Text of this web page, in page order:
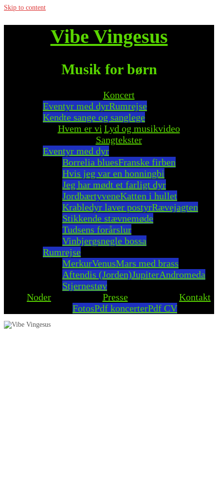
Skip to content
Vibe Vingesus
Musik for børn
Koncert
Eventyr med dyrRumrejse
Kendte sange og sanglege
Hvem er vi Lyd og musikvideo
Sangtekster
Eventyr med dyr
Borrelia bluesFranske firben
Hvis jeg var en honningbi
Jeg har mødt et farligt dyr
JordbærtyveneKatten i hullet
Krabledyr laver postyrRævejagten
Stikkende stævnemøde
Tudsens forårslur
Vinbjergsnegle bossa
Rumrejse
MerkurVenusMars med brass
Aftendis (Jorden)JupiterAndromeda
Stjernestøv
Noder
Presse
FotosPdf koncerterPdf CV
Kontakt